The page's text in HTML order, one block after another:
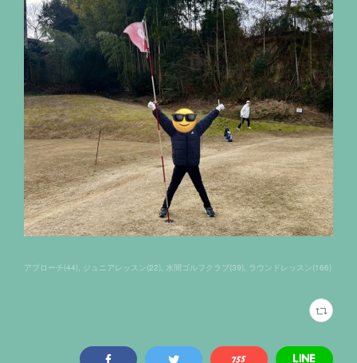
アプローチ(44) ジュニアレッスン(22) 水間ゴルフクラブ(39) ラウンドレッスン(166)